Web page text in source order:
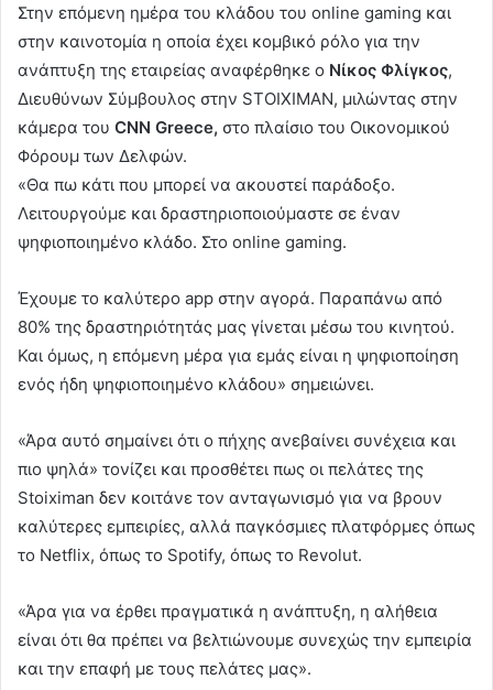
Στην επόμενη ημέρα του κλάδου του online gaming και
στην καινοτομία η οποία έχει κομβικό ρόλο για την
ανάπτυξη της εταιρείας αναφέρθηκε ο Νίκος Φλίγκος,
Διευθύνων Σύμβουλος στην STOIXIMAN, μιλώντας στην
κάμερα του CNN Greece, στο πλαίσιο του Οικονομικού
Φόρουμ των Δελφών.
«Θα πω κάτι που μπορεί να ακουστεί παράδοξο.
Λειτουργούμε και δραστηριοποιούμαστε σε έναν
ψηφιοποιημένο κλάδο. Στο online gaming.
Έχουμε το καλύτερο app στην αγορά. Παραπάνω από
80% της δραστηριότητάς μας γίνεται μέσω του κινητού.
Και όμως, η επόμενη μέρα για εμάς είναι η ψηφιοποίηση
ενός ήδη ψηφιοποιημένο κλάδου» σημειώνει.
«Άρα αυτό σημαίνει ότι ο πήχης ανεβαίνει συνέχεια και
πιο ψηλά» τονίζει και προσθέτει πως οι πελάτες της
Stoiximan δεν κοιτάνε τον ανταγωνισμό για να βρουν
καλύτερες εμπειρίες, αλλά παγκόσμιες πλατφόρμες όπως
το Netflix, όπως το Spotify, όπως το Revolut.
«Άρα για να έρθει πραγματικά η ανάπτυξη, η αλήθεια
είναι ότι θα πρέπει να βελτιώνουμε συνεχώς την εμπειρία
και την επαφή με τους πελάτες μας».